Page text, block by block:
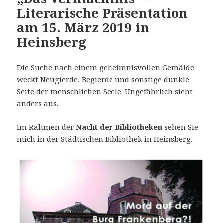
Literarische Präsentation
am 15. März 2019 in
Heinsberg
Die Suche nach einem geheimnisvollen Gemälde
weckt Neugierde, Begierde und sonstige dunkle
Seite der menschlichen Seele. Ungefährlich sieht
anders aus.
Im Rahmen derNacht der Bibliotheken sehen Sie
mich in der Städtischen Bibliothek in Heinsberg.